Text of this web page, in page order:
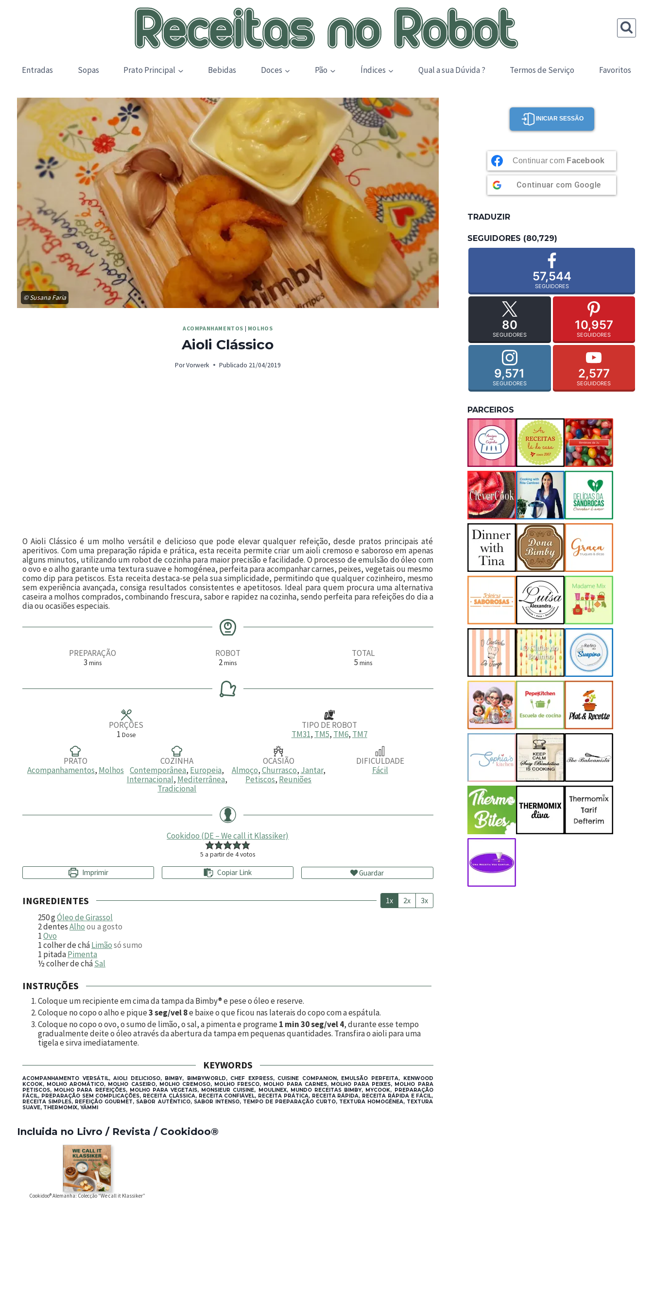
Entradas Sopas Prato Principal Bebidas Doces Pão Índices Qual a sua Dúvida ? Termos de Serviço Favoritos
© Susana Faria
ACOMPANHAMENTOS | MOLHOS
Aioli Clássico
Por Vorwerk Publicado 21/04/2019
O Aioli Clássico é um molho versátil e delicioso que pode elevar qualquer refeição, desde pratos principais até
aperitivos. Com uma preparação rápida e prática, esta receita permite criar um aioli cremoso e saboroso em apenas
alguns minutos, utilizando um robot de cozinha para maior precisão e facilidade. O processo de emulsão do óleo com
o ovo e o alho garante uma textura suave e homogénea, perfeita para acompanhar carnes, peixes, vegetais ou mesmo
como dip para petiscos. Esta receita destaca-se pela sua simplicidade, permitindo que qualquer cozinheiro, mesmo
sem experiência avançada, consiga resultados consistentes e apetitosos. Ideal para quem procura uma alternativa
caseira a molhos comprados, combinando frescura, sabor e rapidez na cozinha, sendo perfeita para refeições do dia a
dia ou ocasiões especiais.
PREPARAÇÃO
3m
u
mins
ROBOT
2m
n
u
t
mins
TOTAL
5m
u
mins
PORÇÕES
1 Dose
TIPO DE ROBOT
TM31, TM5, TM6, TM7
PRATO
Acompanhamentos, Molhos
COZINHA
Contemporânea, Europeia,
Internacional, Mediterrânea,
Tradicional
OCASIÃO
Almoço,Churrasco, Jantar,
Petiscos, Reuniões
DIFICULDADE
Fácil
Cookidoo (DE – We call it Klassiker)
5 a partir de4votos
Imprimir Copiar Link Guardar
INGREDIENTES 1x 2x 3x
250gÓleo de Girassol
2dentesAlhoou a gosto
1Ovo
1colher de cháLimãosó sumo
1 pitadaPimenta
½colher de cháSal
INSTRUÇÕES
Coloque um recipiente em cima da tampa da Bimby® e pese o óleo e reserve.
Coloque no copo o alho e pique3 seg/vel 8e baixe o que ficou nas laterais do copo com a espátula.
Coloque no copo o ovo, o sumo de limão, o sal, a pimenta e programe1 min 30 seg/vel 4, durante esse tempo
gradualmente deite o óleo através da abertura da tampa em pequenas quantidades. Transfira o aioli para uma
tigela e sirva imediatamente.
KEYWORDS
ACOMPANHAMENTO VERSÁTIL, AIOLI DELICIOSO, BIMBY, BIMBYWORLD, CHEF EXPRESS, CUISINE COMPANION, EMULSÃO PERFEITA, KENWOOD
KCOOK, MOLHO AROMÁTICO, MOLHO CASEIRO, MOLHO CREMOSO, MOLHO FRESCO, MOLHO PARA CARNES, MOLHO PARA PEIXES, MOLHO PARA
PETISCOS, MOLHO PARA REFEIÇÕES, MOLHO PARA VEGETAIS, MONSIEUR CUISINE, MOULINEX, MUNDO RECEITAS BIMBY, MYCOOK, PREPARAÇÃO
FÁCIL, PREPARAÇÃO SEM COMPLICAÇÕES, RECEITA CLÁSSICA, RECEITA CONFIÁVEL, RECEITA PRÁTICA, RECEITA RÁPIDA, RECEITA RÁPIDA E FÁCIL,
RECEITA SIMPLES, REFEIÇÃO GOURMET, SABOR AUTÊNTICO, SABOR INTENSO, TEMPO DE PREPARAÇÃO CURTO, TEXTURA HOMOGÉNEA, TEXTURA
SUAVE, THERMOMIX, YÄMMI
Incluida no Livro / Revista / Cookidoo®
Cookidoo® Alemanha: Colecção “We call it Klassiker”
INICIAR SESSÃO
Continuar com Facebook
Continuar com Google
TRADUZIR
SEGUIDORES (80,729)
57,544
SEGUIDORES
80
SEGUIDORES
10,957
SEGUIDORES
9,571
SEGUIDORES
2,577
SEGUIDORES
PARCEIROS